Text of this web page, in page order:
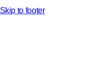
Skip to footer